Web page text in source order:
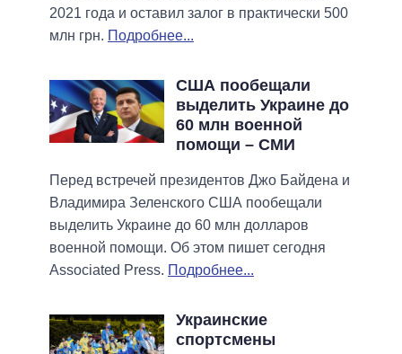
2021 года и оставил залог в практически 500
млн грн. Подробнее...
США пообещали
выделить Украине до
60 млн военной
помощи – СМИ
Перед встречей президентов Джо Байдена и
Владимира Зеленского США пообещали
выделить Украине до 60 млн долларов
военной помощи. Об этом пишет сегодня
Associated Press. Подробнее...
Украинские
спортсмены